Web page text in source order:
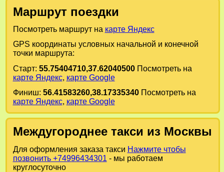
Маршрут поездки
Посмотреть маршрут на карте Яндекс
GPS координаты условных начальной и конечной
точки маршрута:
Старт: 55.75404710,37.62040500Посмотреть на
карте Яндекс, карте Google
Финиш: 56.41583260,38.17335340Посмотреть на
карте Яндекс, карте Google
Междугороднее такси из Москвы
Для оформления заказа такси Нажмите чтобы
позвонить +74996434301 - мы работаем
круглосуточно